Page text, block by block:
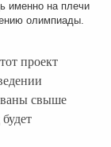
именно на плечи
олимпиады.
проект
свыше